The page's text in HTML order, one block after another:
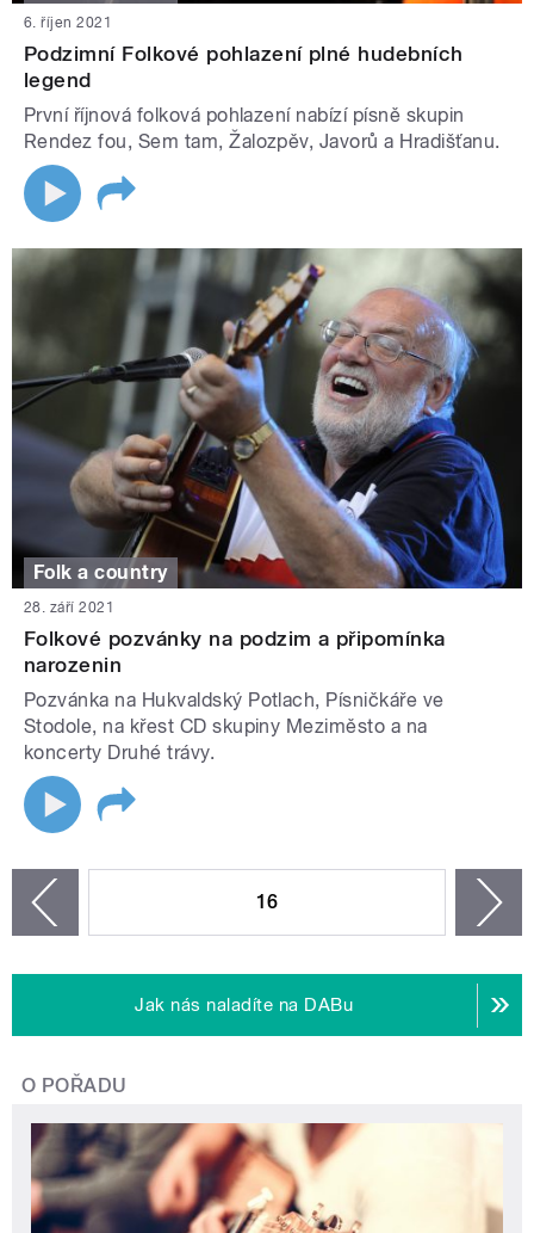
6. říjen 2021
Podzimní Folkové pohlazení plné hudebních
legend
První říjnová folková pohlazení nabízí písně skupin
Rendez fou, Sem tam, Žalozpěv, Javorů a Hradišťanu.
Folk a country
28. září 2021
Folkové pozvánky na podzim a připomínka
narozenin
Pozvánka na Hukvaldský Potlach, Písničkáře ve
Stodole, na křest CD skupiny Meziměsto a na
koncerty Druhé trávy.
16
Jak nás naladíte na DABu
O POŘADU